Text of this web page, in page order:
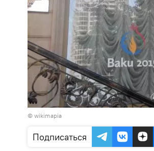
© wikimapia
Подписаться